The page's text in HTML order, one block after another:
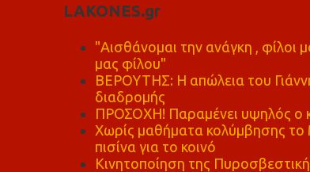
LAKONES.gr
"Αισθάνομαι την ανάγκη ,
μας φίλου"
ΒΕΡΟΥΤΗΣ: Η απώλεια του
διαδρομής
ΠΡΟΣΟΧΗ! Παραμένει υψηλός ο
Χωρίς μαθήματα κολύμβησης το
πισίνα για το κοινό
Κινητοποίηση της